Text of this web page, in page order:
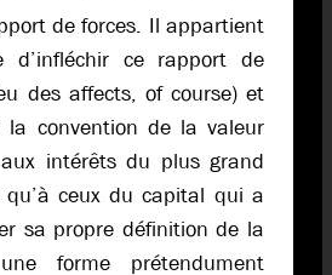
de forces. Il appartient
ce rapport de
des affects, of course) et
la convention de la valeur
intérêts du plus grand
ceux du capital qui a
sa propre définition de la
forme prétendument